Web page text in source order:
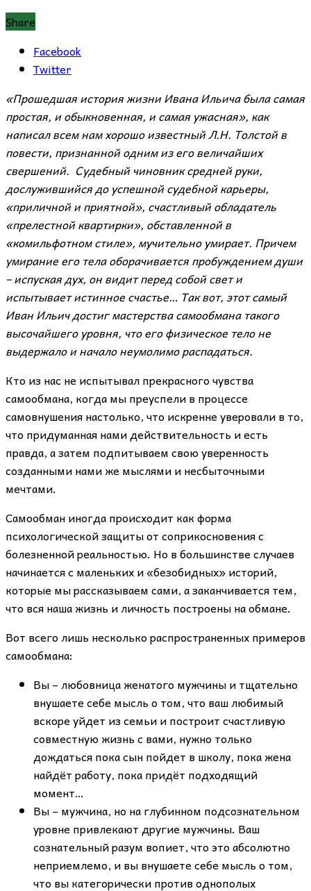
Share
Facebook
Twitter
«Прошедшая история жизни Ивана Ильича была самая
простая, и обыкновенная, и самая ужасная», как
написал всем нам хорошо известный Л.Н. Толстой в
повести, признанной одним из его величайших
свершений. Судебный чиновник средней руки,
дослужившийся до успешной судебной карьеры,
«приличной и приятной», счастливый обладатель
«прелестной квартирки», обставленной в
«комильфотном стиле», мучительно умирает. Причем
умирание его тела оборачивается пробуждением души
– испуская дух, он видит перед собой свет и
испытывает истинное счастье… Так вот, этот самый
Иван Ильич достиг мастерства самообмана такого
высочайшего уровня, что его физическое тело не
выдержало и началонеумолимо распадаться.
Кто из нас не испытывал прекрасного чувства
самообмана, когда мы преуспели в процессе
самовнушения настолько, что искренне уверовали в то,
что придуманная нами действительность и есть
правда, а затем подпитываем свою уверенность
созданными нами же мыслями и несбыточными
мечтами.
Самообман иногда происходит как форма
психологической защиты от соприкосновения с
болезненной реальностью. Но в большинстве случаев
начинается с маленьких и «безобидных» историй,
которые мы рассказываем сами, а заканчивается тем,
что вся наша жизнь и личность построены на обмане.
Вот всего лишь несколько распространенных примеров
самообмана:
Вы – любовница женатого мужчины и тщательно
внушаете себе мысль о том, что ваш любимый
вскоре уйдет из семьи и построит счастливую
совместную жизнь с вами, нужно только
дождаться пока сын пойдет в школу, пока жена
найдёт работу, пока придёт подходящий
момент…
Вы – мужчина, но на глубинном подсознательном
уровне привлекают другие мужчины. Ваш
сознательный разум вопиет, что это абсолютно
неприемлемо, и вы внушаете себе мысль о том,
что вы категорически против однополых